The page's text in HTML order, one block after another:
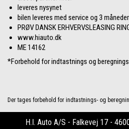
leveres nysynet
bilen leveres med service og 3
PRØV DANSK ERHVERVSLEASING
www.hiauto.dk
ME 14162
*Forbehold for indtastnings og
Der tages forbehold for indtastnings- og
H.I. Auto A/S - Falkevej 17 -